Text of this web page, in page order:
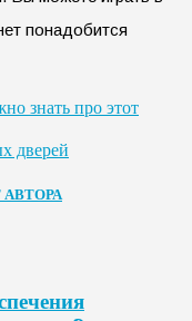
понадобится
знать про этот
дверей